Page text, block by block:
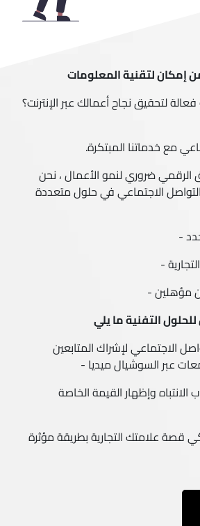
إمكان لتقنية المعلومات
لتحقيق نجاح أعمالك عبر الإنترنت؟
مع خدماتنا المبتكرة.
الرقمي ضروري لنمو الأعمال ، نحن
الاجتماعي في حلول متعددة
-
-
مؤهلين -
التفنية ما يلي
الاجتماعي لإشراك المتابعين
عبر السوشيال ميديا -
وإظهار القيمة الخاصة
قصة علامتك التجارية بطريقة مؤثرة